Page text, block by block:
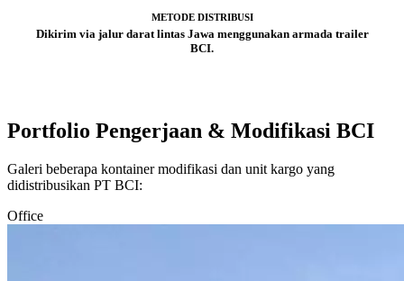
METODE DISTRIBUSI
Dikirim via jalur darat lintas Jawa menggunakan armada trailer
BCI.
Portfolio Pengerjaan & Modifikasi BCI
Galeri beberapa kontainer modifikasi dan unit kargo yang
didistribusikan PT BCI:
Office